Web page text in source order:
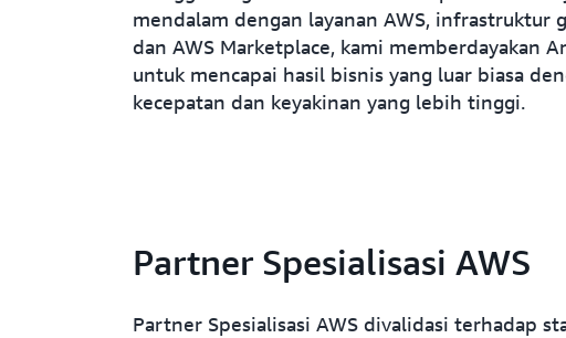
mendalam dengan layanan AWS, infrastruktur
dan AWS Marketplace, kami memberdayakan
untuk mencapai hasil bisnis yang luar biasa
kecepatan dan keyakinan yang lebih tinggi.
Partner Spesialisasi AWS
Partner Spesialisasi AWS divalidasi terhadap